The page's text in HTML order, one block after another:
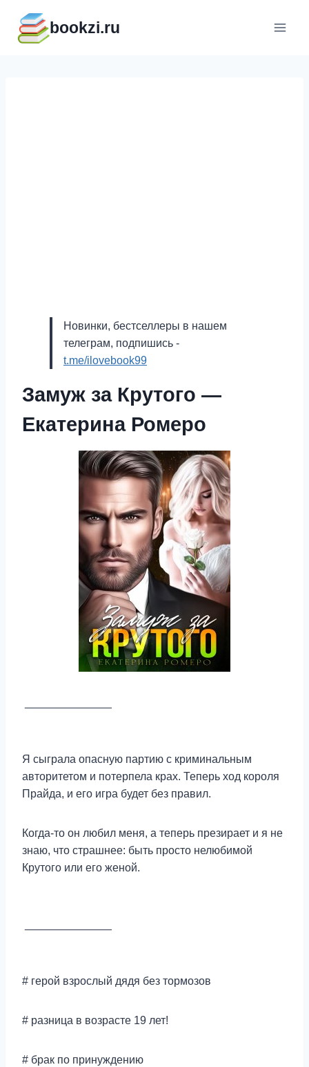
содержимому
bookzi.ru
Новинки, бестселлеры в нашем
телеграм, подпишись -
t.me/ilovebook99
Замуж за Крутого —
Екатерина Ромеро
Я сыграла опасную партию с криминальным
авторитетом и потерпела крах. Теперь ход короля
Прайда, и его игра будет без правил.
Когда-то он любил меня, а теперь презирает и я не
знаю, что страшнее: быть просто нелюбимой
Крутого или его женой.
# герой взрослый дядя без тормозов
# разница в возрасте 19 лет!
# брак по принуждению